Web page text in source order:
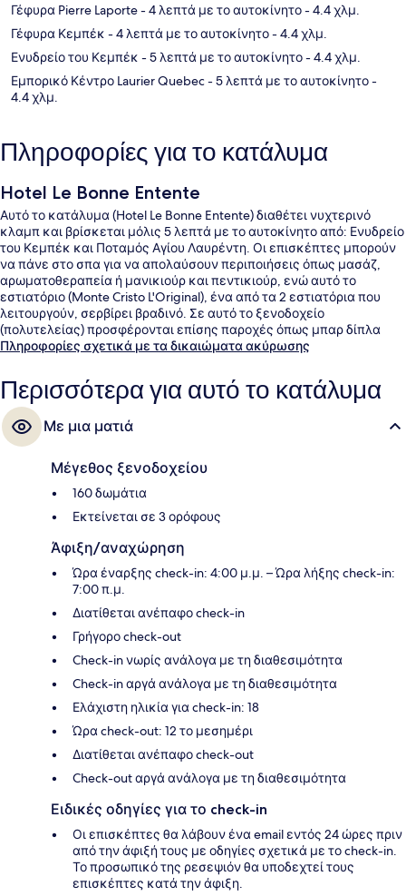
Γέφυρα Pierre Laporte- 4 λεπτά με το αυτοκίνητο- 4.4 χλμ.
Γέφυρα Κεμπέκ - 4 λεπτά με το αυτοκίνητο- 4.4 χλμ.
Ενυδρείο του Κεμπέκ - 5 λεπτά με το αυτοκίνητο- 4.4 χλμ.
Εμπορικό Κέντρο Laurier Quebec- 5 λεπτά με το αυτοκίνητο-
4.4 χλμ.
Πληροφορίες για το κατάλυμα
Hotel Le Bonne Entente
Αυτό το κατάλυμα (Hotel Le Bonne Entente) διαθέτει νυχτερινό
κλαμπ και βρίσκεται μόλις 5 λεπτά με το αυτοκίνητο από: Ενυδρείο
του Κεμπέκ και Ποταμός Αγίου Λαυρέντη. Οι επισκέπτες μπορούν
να πάνε στο σπα για να απολαύσουν περιποιήσεις όπως μασάζ,
αρωματοθεραπεία ή μανικιούρ και πεντικιούρ, ενώ αυτό το
εστιατόριο (Monte Cristo L'Original), ένα από τα 2 εστιατόρια που
λειτουργούν, σερβίρει βραδινό. Σε αυτό το ξενοδοχείο
(πολυτελείας) προσφέρονται επίσης παροχές όπως μπαρ δίπλα
στην πισίνα, γυμναστήριο που είναι ανοιχτό όλο το 24ωρο και
για την πισίνα και το εξυπηρετικό προσωπικό.
Πληροφορίες σχετικά με τα δικαιώματα ακύρωσης
Περισσότερα για αυτό το κατάλυμα
Με μια ματιά
Μέγεθος ξενοδοχείου
160 δωμάτια
Εκτείνεται σε 3 ορόφους
Άφιξη/αναχώρηση
Ώρα έναρξης check-in: 4:00 μ.μ. – Ώρα λήξης check-in:
7:00 π.μ.
Διατίθεται ανέπαφο check-in
Γρήγορο check-out
Check-in νωρίς ανάλογα με τη διαθεσιμότητα
Check-in αργά ανάλογα με τη διαθεσιμότητα
Ελάχιστη ηλικία για check-in: 18
Ώρα check-out: 12 το μεσημέρι
Διατίθεται ανέπαφο check-out
Check-out αργά ανάλογα με τη διαθεσιμότητα
Ειδικές οδηγίες για το check-in
Οι επισκέπτες θα λάβουν ένα email εντός 24 ώρες πριν
από την άφιξή τους με οδηγίες σχετικά με το check-in.
Το προσωπικό της ρεσεψιόν θα υποδεχτεί τους
επισκέπτες κατά την άφιξη.